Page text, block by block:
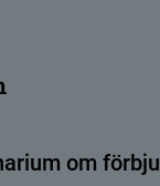
om